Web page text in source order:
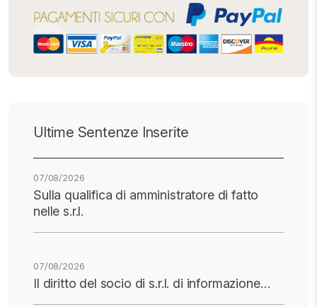
Ultime Sentenze Inserite
07/08/2026
Sulla qualifica di amministratore di fatto
nelle s.r.l.
07/08/2026
Il diritto del socio di s.r.l. di informazione…